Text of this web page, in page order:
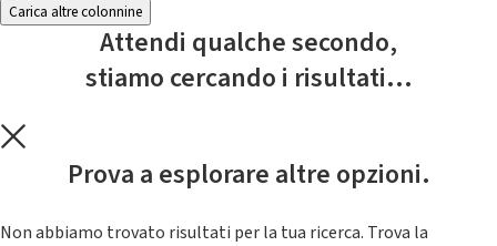
Carica altre colonnine
Attendi qualche secondo,
stiamo cercando i risultati...
Prova a esplorare altre opzioni.
Non abbiamo trovato risultati per la tua ricerca. Trova la